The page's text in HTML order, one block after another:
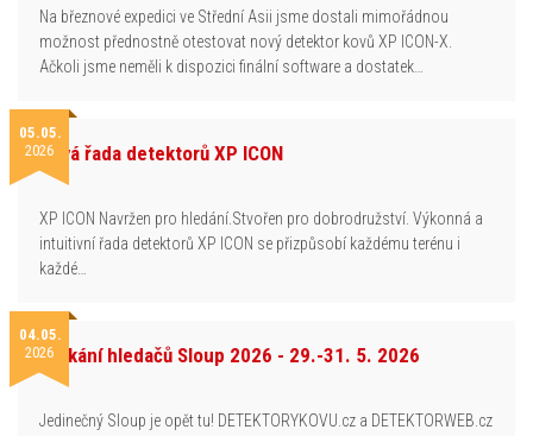
Na březnové expedici ve Střední Asii jsme dostali mimořádnou
možnost přednostně otestovat nový detektor kovů XP ICON-X.
Ačkoli jsme neměli k dispozici finální software a dostatek…
05.05.
2026Nová řada detektorů XP ICON
XP ICON Navržen pro hledání.Stvořen pro dobrodružství. Výkonná a
intuitivní řada detektorů XP ICON se přizpůsobí každému terénu i
každé…
04.05.
2026Setkání hledačů Sloup 2026 - 29.-31. 5. 2026
Jedinečný Sloup je opět tu! DETEKTORYKOVU.cz a DETEKTORWEB.cz